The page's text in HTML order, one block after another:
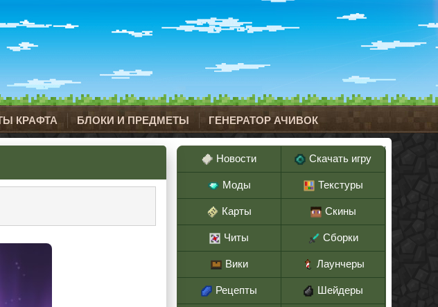
КРАФТА БЛОКИ И ПРЕДМЕТЫ ГЕНЕРАТОР АЧИВОК
Новости Скачать игру
Моды Текстуры
Карты Скины
Читы Сборки
Вики Лаунчеры
Рецепты Шейдеры